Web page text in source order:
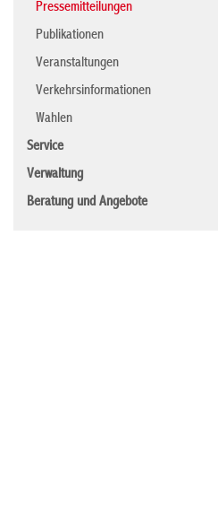
Pressemitteilungen
Publikationen
Veranstaltungen
Verkehrsinformationen
Wahlen
Service
Verwaltung
Beratung und Angebote